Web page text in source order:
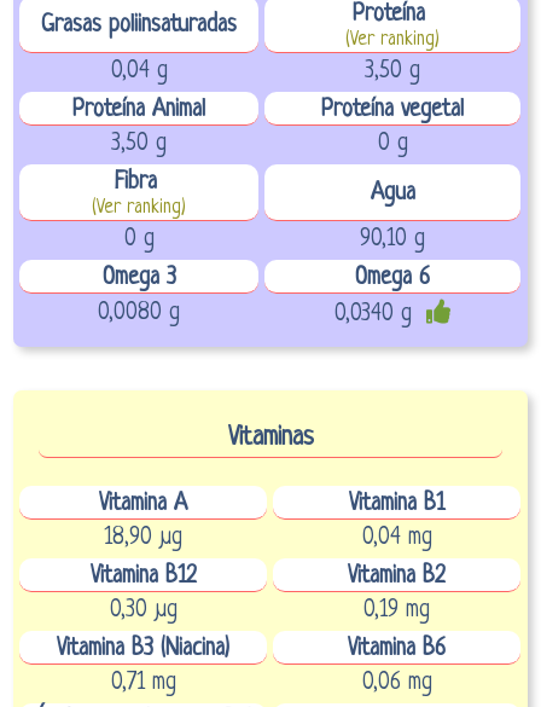
Grasas poliinsaturadas
Proteína
(Ver ranking)
0,04 g
3,50 g
Proteína Animal
Proteína vegetal
3,50 g
0 g
Fibra
(Ver ranking)
Agua
0 g
90,10 g
Omega 3
Omega 6
0,0080 g
0,0340 g
Vitaminas
Vitamina A
Vitamina B1
18,90 µg
0,04 mg
Vitamina B12
Vitamina B2
0,30 µg
0,19 mg
Vitamina B3 (Niacina)
Vitamina B6
0,71 mg
0,06 mg